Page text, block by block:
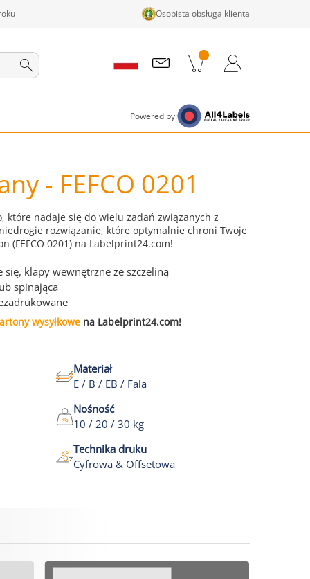
Osobista obsługa klienta
Powered by:
- FEFCO 0201
które nadaje się do wielu zadań związanych z
rozwiązanie, które optymalnie chroni Twoje
(FEFCO 0201) na Labelprint24.com!
się, klapy wewnętrzne ze szczeliną
spinająca
wysyłkowe na Labelprint24.com!
Materiał
E / B / EB / Fala
Nośność
10 / 20 / 30 kg
Technika druku
Cyfrowa & Offsetowa